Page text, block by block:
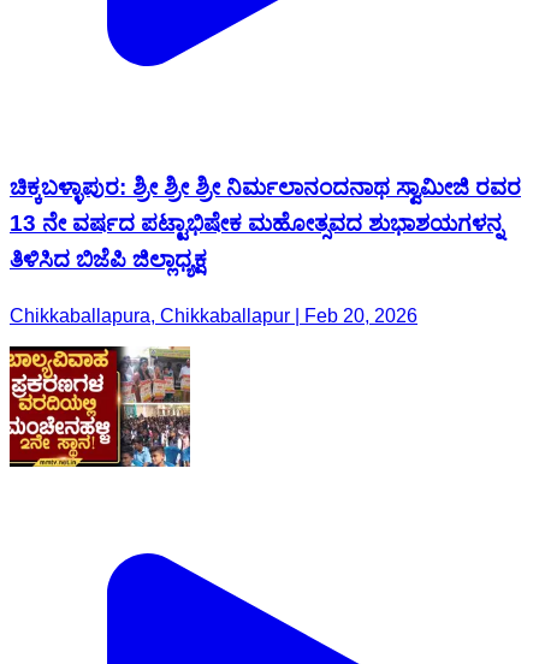
ಚಿಕ್ಕಬಳ್ಳಾಪುರ: ಶ್ರೀ ಶ್ರೀ ಶ್ರೀ ನಿರ್ಮಲಾನಂದನಾಥ ಸ್ವಾಮೀಜಿ ರವರ
13 ನೇ ವರ್ಷದ ಪಟ್ಟಾಭಿಷೇಕ ಮಹೋತ್ಸವದ ಶುಭಾಶಯಗಳನ್ನ
ತಿಳಿಸಿದ ಬಿಜೆಪಿ ಜಿಲ್ಲಾಧ್ಯಕ್ಷ
Chikkaballapura, Chikkaballapur | Feb 20, 2026